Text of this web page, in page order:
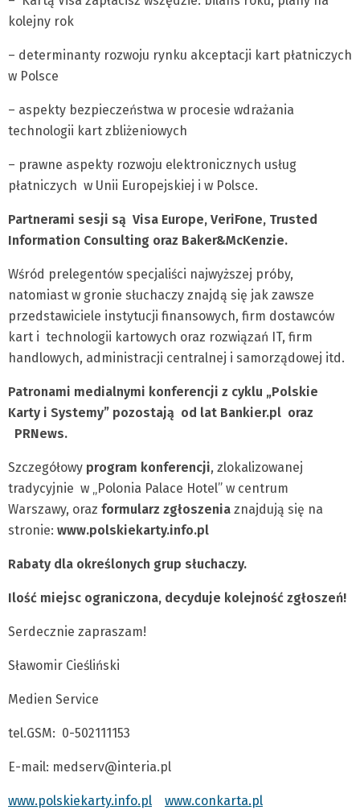
kolejny rok
– determinanty rozwoju rynku akceptacji kart płatniczych
w Polsce
– aspekty bezpieczeństwa w procesie wdrażania
technologii kart zbliżeniowych
– prawne aspekty rozwoju elektronicznych usług
płatniczych w Unii Europejskiej i w Polsce.
Partnerami sesji są Visa Europe, VeriFone, Trusted
Information Consulting oraz Baker&McKenzie.
Wśród prelegentów specjaliści najwyższej próby,
natomiast w gronie słuchaczy znajdą się jak zawsze
przedstawiciele instytucji finansowych, firm dostawców
kart i technologii kartowych oraz rozwiązań IT, firm
handlowych, administracji centralnej i samorządowej itd.
Patronami medialnymi konferencji z cyklu „Polskie
Karty i Systemy” pozostają od lat Bankier.pl oraz
PRNews.
Szczegółowy program konferencji, zlokalizowanej
tradycyjnie w „Polonia Palace Hotel” w centrum
Warszawy, oraz formularz zgłoszenia znajdują się na
stronie: www.polskiekarty.info.pl
Rabaty dla określonych grup słuchaczy.
Ilość miejsc ograniczona, decyduje kolejność zgłoszeń!
Serdecznie zapraszam!
Sławomir Cieśliński
Medien Service
tel.GSM: 0-502111153
E-mail: medserv@interia.pl
www.polskiekarty.info.pl
www.conkarta.pl